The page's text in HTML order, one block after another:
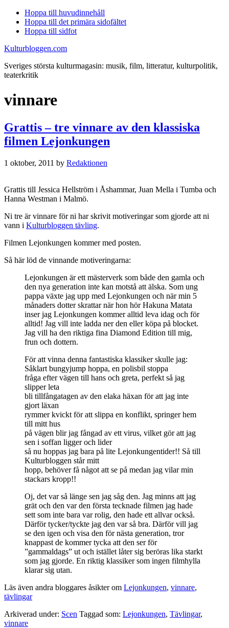
Hoppa till huvudinnehåll
Hoppa till det primära sidofältet
Hoppa till sidfot
Kulturbloggen.com
Sveriges största kulturmagasin: musik, film, litteratur, kulturpolitik,
teaterkritik
vinnare
Grattis – tre vinnare av den klassiska
filmen Lejonkungen
1 oktober, 2011 by Redaktionen
Grattis till Jessica Hellström i Åshammar, Juan Mella i Tumba och
Hanna Westman i Malmö.
Ni tre är vinnare för ni har skrivit motiveringar som gjorde att ni
vann i Kulturbloggen tävling.
Filmen Lejonkungen kommer med posten.
Så här löd de vinnande motiveringarna:
Lejonkungen är ett mästerverk som både den gamla och
den nya generation inte kan motstå att älska. Som ung
pappa växte jag upp med Lejonkungen och när min 5
månaders dotter skrattar när hon hör Hakuna Matata
inser jag Lejonkungen kommer alltid leva idag och för
alltid! Jag vill inte ladda ner den eller köpa på blocket.
Jag vill ha den riktiga fina Diamond Edition till mig,
frun och dottern.
För att vinna denna fantastiska klassiker skulle jag:
Såklart bungyjump hoppa, en polisbil stoppa
fråga efter vägen till hans och greta, perfekt så jag
slipper leta
bli tillfångatagen av den elaka häxan för att jag inte
gjort läxan
rymmer kvickt för att slippa en konflikt, springer hem
till mitt hus
på vägen blir jag fångad av ett virus, vilket gör att jag
sen i soffan ligger och lider
så nu hoppas jag bara på lite Lejonkungentider!! Så till
Kulturbloggen står mitt
hopp, behöver få något att se på medan jag vilar min
stackars kropp!!
Oj, det var så länge sen jag såg den. Jag minns att jag
grät och den var den första tecknade filmen jag hade
sett som inte bara var rolig, den hade ett allvar också.
Därför tycker/tyckte jag den var så bra. Därför vill jag
se den igen och visa den för nästa generation, tror
knappast de kommer tycka att den ser för
”gammaldags” ut och istället låter sig beröras lika starkt
som jag gjorde. En riktig klassiker som ingen filmhylla
klarar sig utan.
Läs även andra bloggares åsikter om Lejonkungen, vinnare,
tävlingar
Arkiverad under: Scen Taggad som: Lejonkungen, Tävlingar,
vinnare